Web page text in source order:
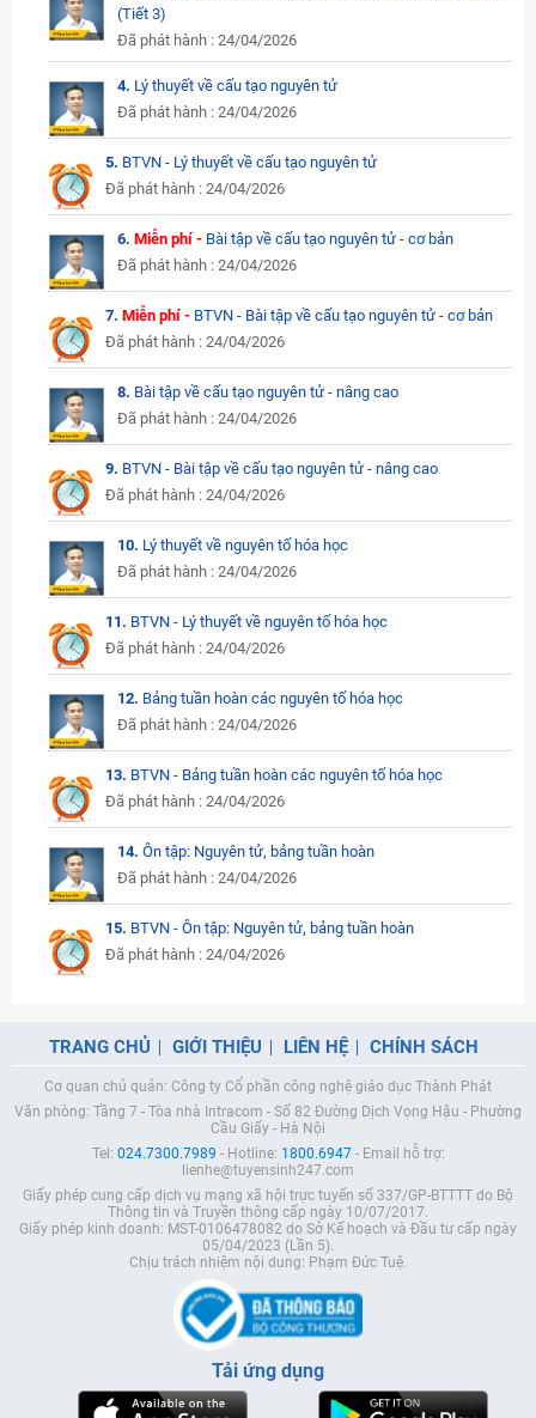
(Tiết 3)
Đã phát hành : 24/04/2026
4. Lý thuyết về cấu tạo nguyên tử
Đã phát hành : 24/04/2026
5. BTVN - Lý thuyết về cấu tạo nguyên tử
Đã phát hành : 24/04/2026
6. Miễn phí - Bài tập về cấu tạo nguyên tử - cơ bản
Đã phát hành : 24/04/2026
7.Miễn phí - BTVN - Bài tập về cấu tạo nguyên tử - cơ bản
Đã phát hành : 24/04/2026
8. Bài tập về cấu tạo nguyên tử - nâng cao
Đã phát hành : 24/04/2026
9. BTVN - Bài tập về cấu tạo nguyên tử - nâng cao
Đã phát hành : 24/04/2026
10. Lý thuyết về nguyên tố hóa học
Đã phát hành : 24/04/2026
11. BTVN - Lý thuyết về nguyên tố hóa học
Đã phát hành : 24/04/2026
12. Bảng tuần hoàn các nguyên tố hóa học
Đã phát hành : 24/04/2026
13. BTVN - Bảng tuần hoàn các nguyên tố hóa học
Đã phát hành : 24/04/2026
14. Ôn tập: Nguyên tử, bảng tuần hoàn
Đã phát hành : 24/04/2026
15. BTVN - Ôn tập: Nguyên tử, bảng tuần hoàn
Đã phát hành : 24/04/2026
TRANG CHỦ GIỚI THIỆU LIÊN HỆ CHÍNH SÁCH
Cơ quan chủ quản: Công ty Cổ phần công nghệ giáo dục Thành Phát
Văn phòng: Tầng 7 - Tòa nhà Intracom - Số 82 Đường Dịch Vọng Hậu - Phường
Cầu Giấy - Hà Nội
Tel: 024.7300.7989 - Hotline: 1800.6947- Email hỗ trợ:
lienhe@tuyensinh247.com
Giấy phép cung cấp dịch vụ mạng xã hội trực tuyến số 337/GP-BTTTT do Bộ
Thông tin và Truyền thông cấp ngày 10/07/2017.
Giấy phép kinh doanh: MST-0106478082 do Sở Kế hoạch và Đầu tư cấp ngày
05/04/2023 (Lần 5).
Chịu trách nhiệm nội dung: Phạm Đức Tuệ.
Tải ứng dụng